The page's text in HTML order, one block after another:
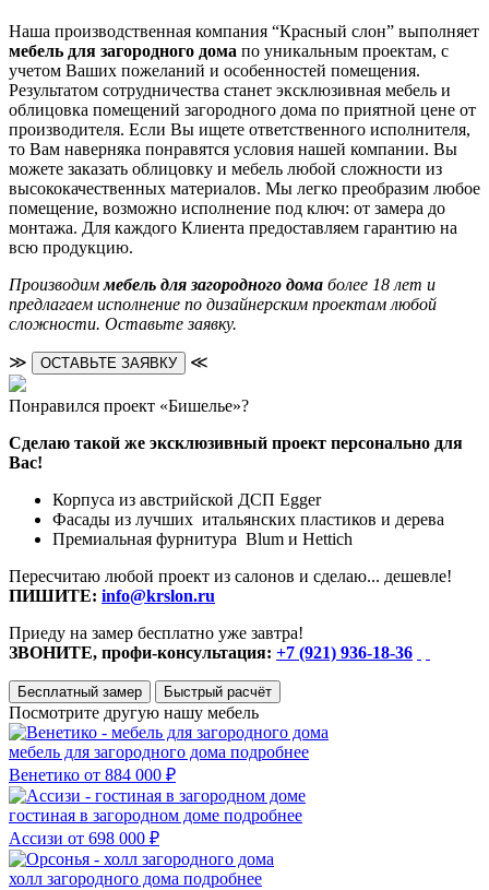
Наша производственная компания “Красный слон” выполняет
мебель для загородного дома по уникальным проектам, с
учетом Ваших пожеланий и особенностей помещения.
Результатом сотрудничества станет эксклюзивная мебель и
облицовка помещений загородного дома по приятной цене от
производителя. Если Вы ищете ответственного исполнителя,
то Вам наверняка понравятся условия нашей компании. Вы
можете заказать облицовку и мебель любой сложности из
высококачественных материалов. Мы легко преобразим любое
помещение, возможно исполнение под ключ: от замера до
монтажа. Для каждого Клиента предоставляем гарантию на
всю продукцию.
Производиммебель для загородного дома более 18 лет и
предлагаем исполнение по дизайнерским проектам любой
сложности. Оставьте заявку.
≫ ОСТАВЬТЕ ЗАЯВКУ ≪
Понравился проект «Бишелье»?
Сделаю такой же эксклюзивный проект персонально для
Вас!
Корпуса из австрийской ДСП Egger
Фасады из лучших итальянских пластиков и дерева
Премиальная фурнитура Blum и Hettich
Пересчитаю любой проект из салонов и сделаю... дешевле!
ПИШИТЕ: info@krslon.ru
Приеду на замер бесплатно уже завтра!
ЗВОНИТЕ, профи-консультация: +7 (921) 936-18-36
Бесплатный замер Быстрый расчёт
Посмотрите другую нашу мебель
мебель для загородного дома подробнее
Венетико от 884 000 ₽
гостиная в загородном доме подробнее
Ассизи от 698 000 ₽
холл загородного дома подробнее